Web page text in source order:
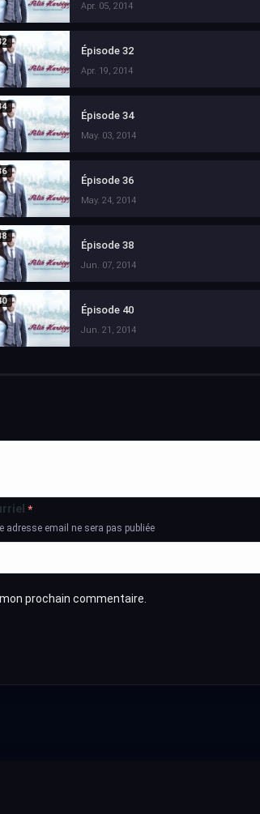
Apr. 05, 2014
Épisode 32
Apr. 19, 2014
Épisode 34
May. 03, 2014
Épisode 36
May. 24, 2014
Épisode 38
Jun. 07, 2014
Épisode 40
Jun. 21, 2014
*
adresse email ne sera pas publiée
prochain commentaire.